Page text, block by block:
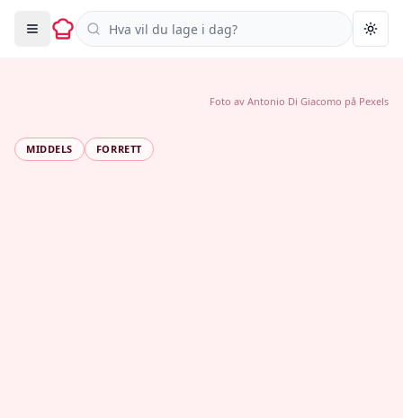
Søk i oppskrifter
MIDDELS FORRETT
Foto av Antonio Di Giacomo på Pexels